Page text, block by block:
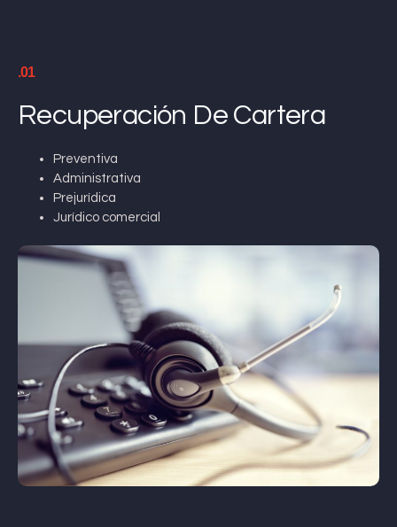
.01
Recuperación De Cartera
Preventiva
Administrativa
Prejurídica
Jurídico comercial